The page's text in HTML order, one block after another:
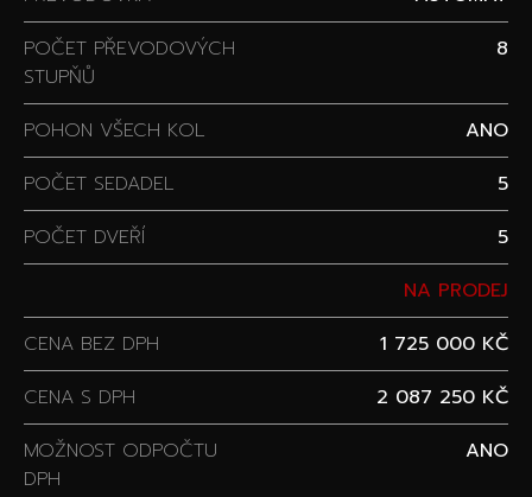
POČET PŘEVODOVÝCH
STUPŇŮ
8
POHON VŠECH KOL
ANO
POČET SEDADEL
5
POČET DVEŘÍ
5
NA PRODEJ
CENA BEZ DPH
1 725 000 KČ
CENA S DPH
2 087 250 KČ
MOŽNOST ODPOČTU
DPH
ANO